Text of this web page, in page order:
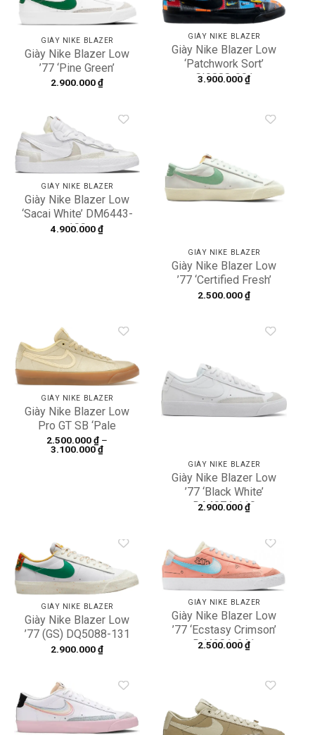
Add to
wishlist
GIÀY NIKE BLAZER
Giày Nike Blazer Low
’77 ‘Pine Green’
DA4074-115
2.900.000₫
Add to
wishlist
GIÀY NIKE BLAZER
Giày Nike Blazer Low
‘Patchwork Sort’
CI9888-001
3.900.000₫
Add to
GIÀY NIKE BLAZER
Giày Nike Blazer Low
‘Sacai White’ DM6443-
100
4.900.000₫
GIÀY NIKE BLAZER
Giày Nike Blazer Low
’77 ‘Certified Fresh’
DO9799-100
2.500.000₫
Add to
wishlist
GIÀY NIKE BLAZER
Giày Nike Blazer Low
Pro GT SB ‘Pale
Vanilla Gum’ FN7404-
200
2.500.000₫ –
3.100.000₫Khoảng
GIÀY NIKE BLAZER
Giày Nike Blazer Low
’77 ‘Black White’
DA4074-110
2.900.000₫
Add to
wishlist
GIÀY NIKE BLAZER
Giày Nike Blazer Low
’77 (GS) DQ5088-131
2.900.000₫
Add to
wishlist
GIÀY NIKE BLAZER
Giày Nike Blazer Low
’77 ‘Ecstasy Crimson’
DJ4281-641
2.500.000₫
Add to
wishlist
Add to
wishlist